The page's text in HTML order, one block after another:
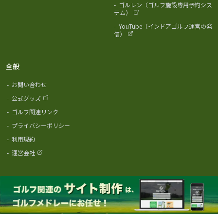
- ゴルレン（ゴルフ施設専用予約シス
テム）
- YouTube（インドアゴルフ運営の発
信）
全般
- お問い合わせ
- 公式グッズ
- ゴルフ関連リンク
- プライバシーポリシー
- 利用規約
- 運営会社